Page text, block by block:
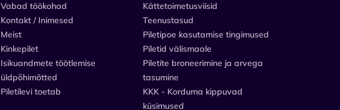
Vabad töökohad
Kontakt / Inimesed
Meist
Kinkepilet
Isikuandmete töötlemise
üldpõhimõtted
Piletilevi toetab
Kättetoimetusviisid
Teenustasud
Piletipoe kasutamise tingimused
Piletid välismaale
Piletite broneerimine ja arvega
tasumine
KKK - Korduma kippuvad
küsimused